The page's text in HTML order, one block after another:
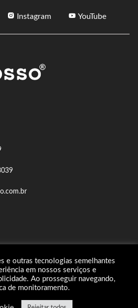
Instagram YouTube
e outras tecnologias semelhantes
em nossos serviços e
Ao prosseguir navegando,
de monitoramento.